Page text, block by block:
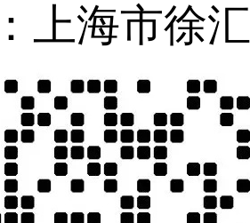
海市徐汇